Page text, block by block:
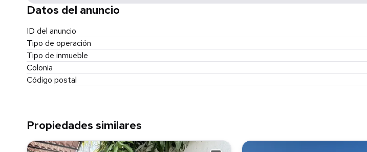
Datos del anuncio
ID del anuncio
Tipo de operación
Tipo de inmueble
Colonia
Código postal
Propiedades similares